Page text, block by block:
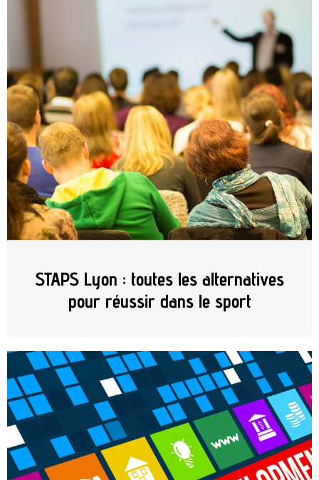
STAPS Lyon : toutes les alternatives
pour réussir dans le sport